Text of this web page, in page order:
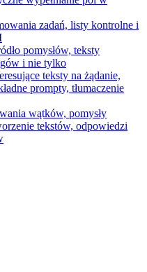
zadań, listy kontrolne i
pomysłów, teksty
i nie tylko
teksty na żądanie,
prompty, tłumaczenie
wątków, pomysły
tekstów, odpowiedzi